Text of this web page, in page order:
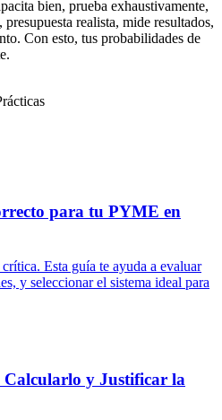
bien, prueba exhaustivamente,
realista, mide resultados,
Con esto, tus probabilidades de
para tu PYME en
Esta guía te ayuda a evaluar
y seleccionar el sistema ideal para
y Justificar la